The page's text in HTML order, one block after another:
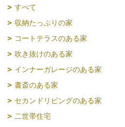
すべて
収納たっぷりの家
コートテラスのある家
吹き抜けのある家
インナーガレージのある家
書斎のある家
セカンドリビングのある家
二世帯住宅